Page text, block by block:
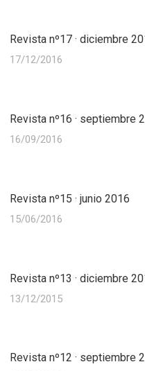
Revista nº17 · diciembre
17/12/2016
Revista nº16 · septiembre
16/09/2016
Revista nº15 · junio 2016
15/06/2016
Revista nº13 · diciembre
13/12/2015
Revista nº12 · septiembre